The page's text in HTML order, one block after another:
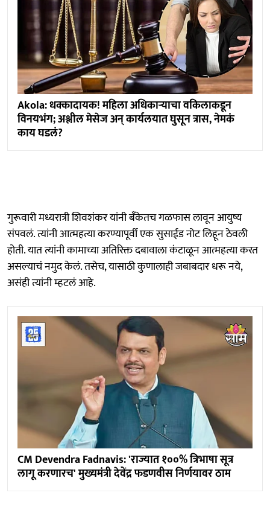
Akola: धक्कादायक! महिला अधिकाऱ्याचा वकिलाकडून
विनयभंग; अश्लील मेसेज अन् कार्यलयात घुसून त्रास, नेमकं
काय घडलं?
गुरूवारी मध्यरात्री शिवशंकर यांनी बँकेतच गळफास लावून आयुष्य
संपवलं. त्यांनी आत्महत्या करण्यापूर्वी एक सुसाईड नोट लिहून ठेवली
होती. यात त्यांनी कामाच्या अतिरिक्त दबावाला कंटाळून आत्महत्या करत
असल्याचं नमुद केलं. तसेच, यासाठी कुणालाही जबाबदार धरू नये,
असंही त्यांनी म्हटलं आहे.
CM Devendra Fadnavis: 'राज्यात १००% त्रिभाषा सूत्र
लागू करणारच' मुख्यमंत्री देवेंद्र फडणवीस निर्णयावर ठाम